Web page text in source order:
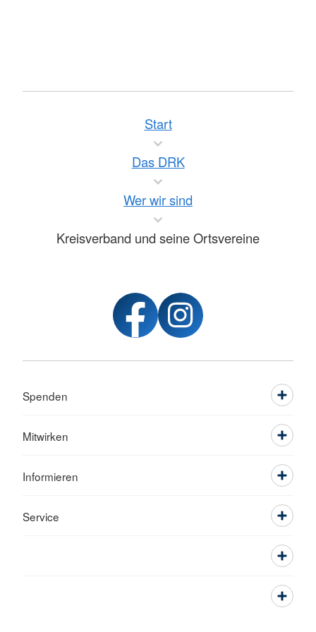
Start
Das DRK
Wer wir sind
Kreisverband und seine Ortsvereine
Spenden
Mitwirken
Informieren
Service